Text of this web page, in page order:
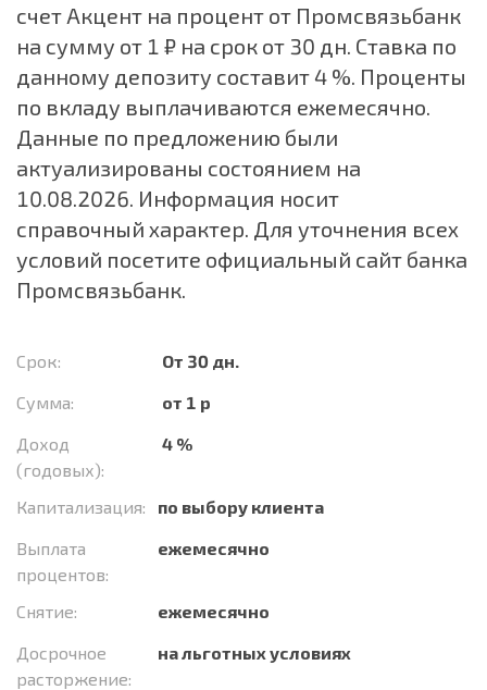
счет Акцент на процент от Промсвязьбанк
на сумму от 1 ₽ на срок от 30 дн. Ставка по
данному депозиту составит 4 %. Проценты
по вкладу выплачиваются ежемесячно.
Данные по предложению были
актуализированы состоянием на
10.08.2026. Информация носит
справочный характер. Для уточнения всех
условий посетите официальный сайт банка
Промсвязьбанк.
Срок:
От 30 дн.
Сумма:
от 1 р
Доход
(годовых):
4 %
Капитализация:
по выбору клиента
Выплата
процентов:
ежемесячно
Снятие:
ежемесячно
Досрочное
расторжение:
на льготных условиях